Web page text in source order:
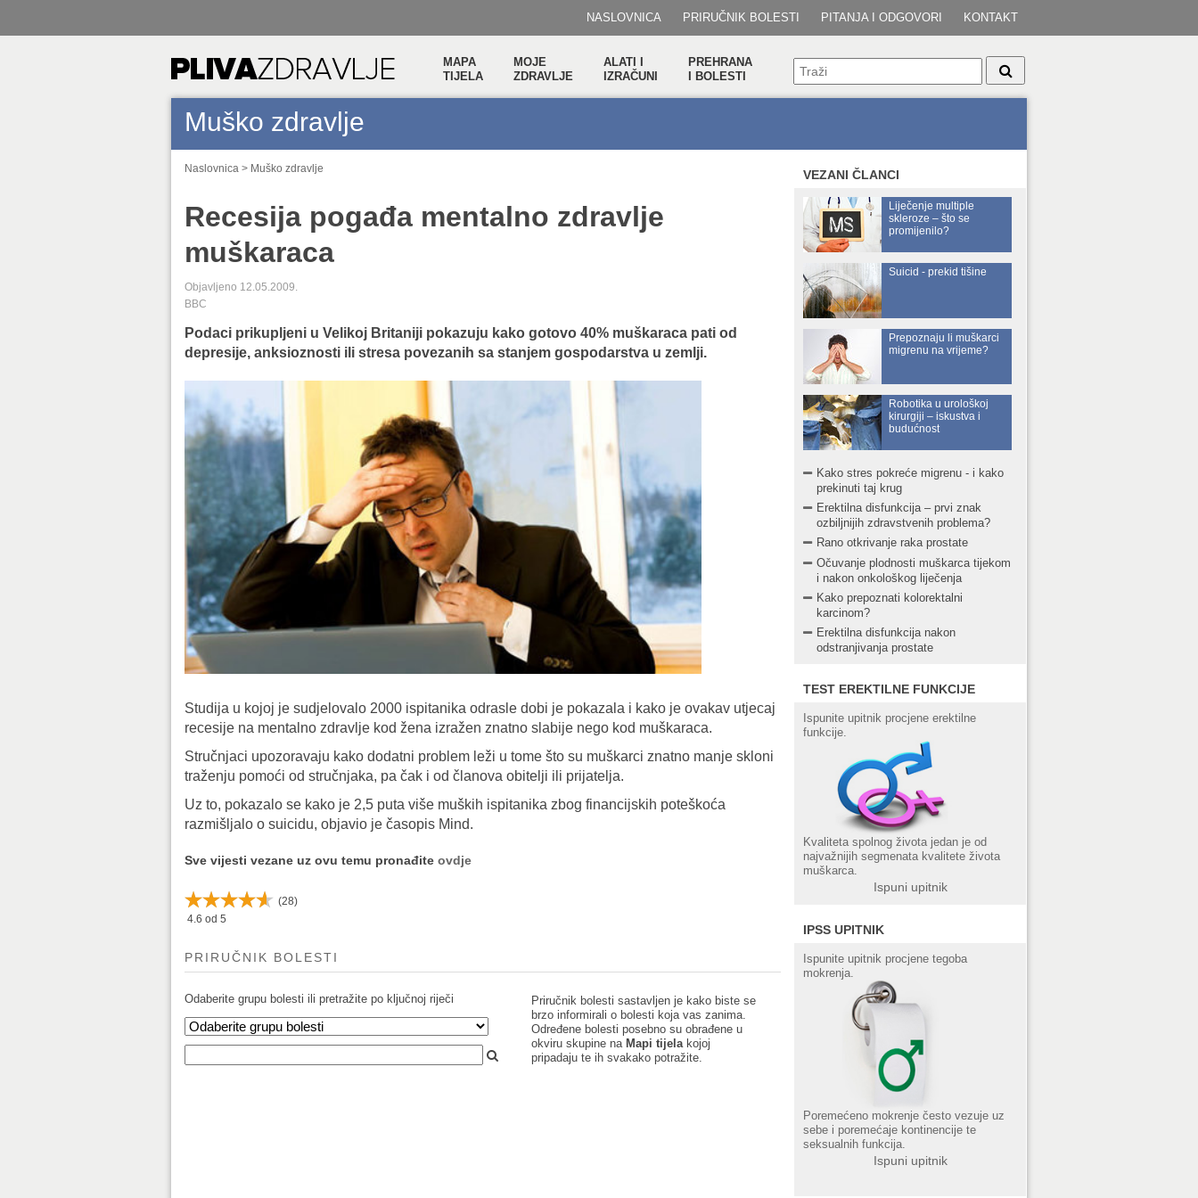
NASLOVNICA PRIRUČNIK BOLESTI PITANJA I ODGOVORI KONTAKT
MAPA
TIJELA
MOJE
ZDRAVLJE
ALATI I
IZRAČUNI
PREHRANA
I BOLESTI
Muško zdravlje
Naslovnica > Muško zdravlje
Recesija pogađa mentalno zdravlje
muškaraca
Objavljeno 12.05.2009.
BBC
Podaci prikupljeni u Velikoj Britaniji pokazuju kako gotovo 40% muškaraca pati od
depresije, anksioznosti ili stresa povezanih sa stanjem gospodarstva u zemlji.
Studija u kojoj je sudjelovalo 2000 ispitanika odrasle dobi je pokazala i kako je ovakav utjecaj
recesije na mentalno zdravlje kod žena izražen znatno slabije nego kod muškaraca.
Stručnjaci upozoravaju kako dodatni problem leži u tome što su muškarci znatno manje skloni
traženju pomoći od stručnjaka, pa čak i od članova obitelji ili prijatelja.
Uz to, pokazalo se kako je 2,5 puta više muških ispitanika zbog financijskih poteškoća
razmišljalo o suicidu, objavio je časopis Mind.
Sve vijesti vezane uz ovu temu pronađite ovdje
(28)
4.6 od 5
PRIRUČNIK BOLESTI
Odaberite grupu bolesti ili pretražite po ključnoj riječi
Priručnik bolesti sastavljen je kako biste se
brzo informirali o bolesti koja vas zanima.
Određene bolesti posebno su obrađene u
okviru skupine na Mapi tijelakojoj
pripadaju te ih svakako potražite.
VEZANI ČLANCI
Liječenje multiple
skleroze – što se
promijenilo?
Suicid - prekid tišine
Prepoznaju li muškarci
migrenu na vrijeme?
Robotika u urološkoj
kirurgiji – iskustva i
budućnost
Kako stres pokreće migrenu - i kako
prekinuti taj krug
Erektilna disfunkcija – prvi znak
ozbiljnijih zdravstvenih problema?
Rano otkrivanje raka prostate
Očuvanje plodnosti muškarca tijekom
i nakon onkološkog liječenja
Kako prepoznati kolorektalni
karcinom?
Erektilna disfunkcija nakon
odstranjivanja prostate
TEST EREKTILNE FUNKCIJE
Ispunite upitnik procjene erektilne
funkcije.
Kvaliteta spolnog života jedan je od
najvažnijih segmenata kvalitete života
muškarca.
Ispuni upitnik
IPSS UPITNIK
Ispunite upitnik procjene tegoba
mokrenja.
Poremećeno mokrenje često vezuje uz
sebe i poremećaje kontinencije te
seksualnih funkcija.
Ispuni upitnik